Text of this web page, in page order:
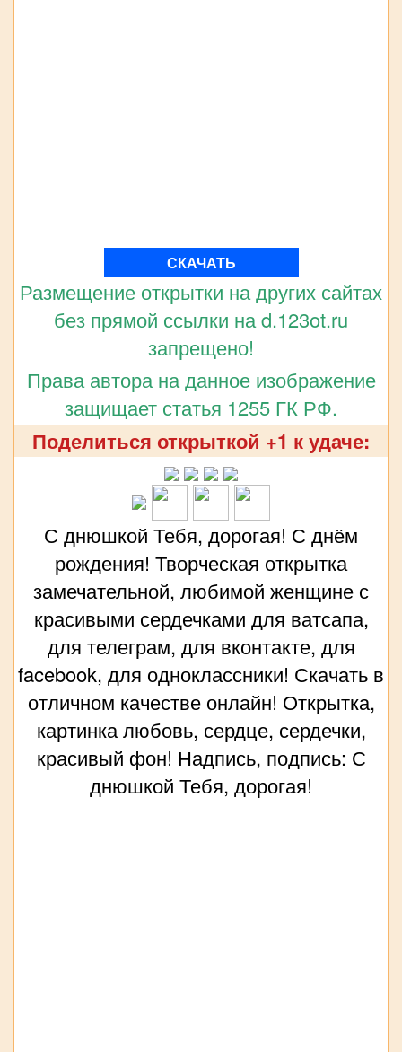
СКАЧАТЬ
Размещение открытки на других сайтах
без прямой ссылки на d.123ot.ru
запрещено!
Права автора на данное изображение
защищает статья 1255 ГК РФ.
Поделиться открыткой +1 к удаче:
С днюшкой Тебя, дорогая! С днём
рождения! Творческая открытка
замечательной, любимой женщине с
красивыми сердечками для ватсапа,
для телеграм, для вконтакте, для
facebook, для одноклассники! Скачать в
отличном качестве онлайн! Открытка,
картинка любовь, сердце, сердечки,
красивый фон! Надпись, подпись: С
днюшкой Тебя, дорогая!